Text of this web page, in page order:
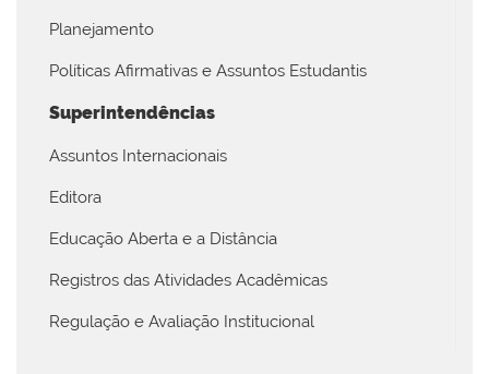
Planejamento
Políticas Afirmativas e Assuntos Estudantis
Superintendências
Assuntos Internacionais
Editora
Educação Aberta e a Distância
Registros das Atividades Acadêmicas
Regulação e Avaliação Institucional